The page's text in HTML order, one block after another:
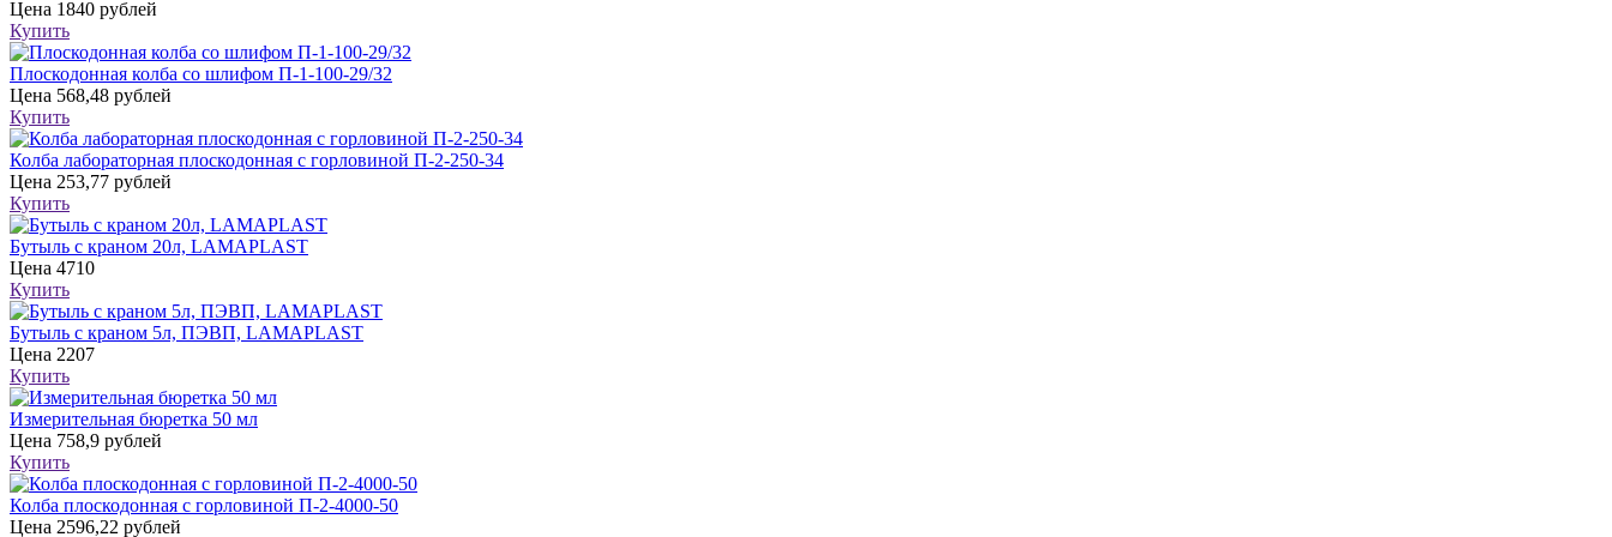
Цена 1840 рублей
Купить
Плоскодонная колба со шлифом П-1-100-29/32
Цена 568,48 рублей
Купить
Колба лабораторная плоскодонная с горловиной П-2-250-34
Цена 253,77 рублей
Купить
Бутыль с краном 20л, LAMAPLAST
Цена 4710
Купить
Бутыль с краном 5л, ПЭВП, LAMAPLAST
Цена 2207
Купить
Измерительная бюретка 50 мл
Цена 758,9 рублей
Купить
Колба плоскодонная с горловиной П-2-4000-50
Цена 2596,22 рублей